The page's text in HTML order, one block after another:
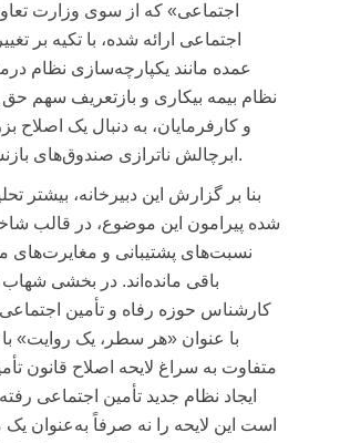
اجتماعی» که از سوی وزارت
اجتماعی ارائه شده، با تکیه بر
عمده مانند یکپارچه‌سازی نظام
نظام بیمه بیکاری و بازتعریف سهم حق
و کارفرمایان، به دنبال یک اصلاح
ابرچالش ناترازی صندوق‌های بازنشستگی است.
بنا بر گزارش این دبیرخانه، بیشتر
شده پیرامون این موضوع، در قالب
نسبت‌های پشتیبانی و مغایرت‌های
باقی مانده‌اند. در بخشی
کارشناس حوزه رفاه و تأمین
با عنوان «هر سطر، یک روایت»
متفاوت به سراغ لایحه اصلاح قانون
ایجاد نظام جدید تأمین اجتماعی
است این لایحه را نه صرفاً به‌عنوان